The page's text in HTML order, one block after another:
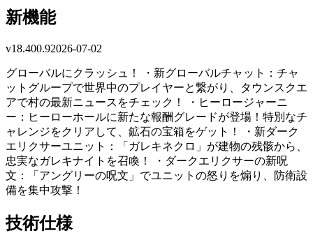
新機能
v18.400.92026-07-02
グローバルにクラッシュ！ ・新グローバルチャット：チャ
ットグループで世界中のプレイヤーと繋がり、タウンスクエ
アで村の最新ニュースをチェック！ ・ヒーロージャーニ
ー：ヒーローホールに新たな報酬グレードが登場！特別なチ
ャレンジをクリアして、鉱石の宝箱をゲット！ ・新ダーク
エリクサーユニット：「ガレキネクロ」が建物の残骸から、
忠実なガレキナイトを召喚！ ・ダークエリクサーの新呪
文：「アングリーの呪文」でユニットの怒りを煽り、防衛設
備を集中攻撃！
技術仕様